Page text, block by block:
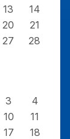
13
14
20
21
27
28
3
4
10
11
17
18